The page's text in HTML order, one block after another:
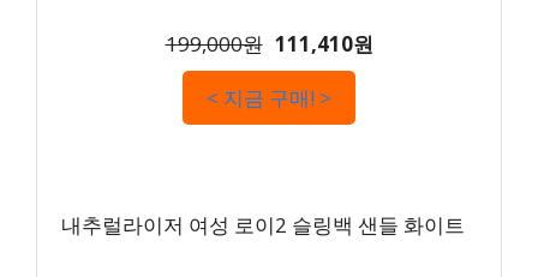
199,000원 111,410원
< 지금 구매! >
내추럴라이저 여성 로이2 슬링백 샌들 화이트